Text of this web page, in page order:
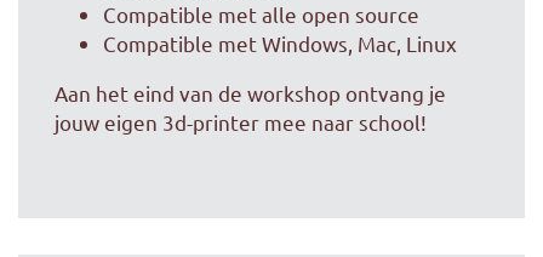
Compatible met alle open source
Compatible met Windows, Mac, Linux
Aan het eind van de workshop ontvang je
jouw eigen 3d-printer mee naar school!